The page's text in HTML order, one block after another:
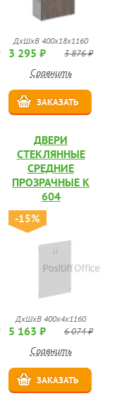
ДхШхВ 400x18x1160
3 295 ₽ 3 876 ₽
Сравнить
ЗАКАЗАТЬ
ДВЕРИ
СТЕКЛЯННЫЕ
СРЕДНИЕ
ПРОЗРАЧНЫЕ К
604
-15%
ДхШхВ 400x4x1160
5 163 ₽ 6 074 ₽
Сравнить
ЗАКАЗАТЬ